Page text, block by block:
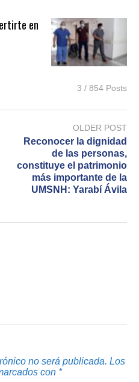
en
3 / 854 Posts
OLDER POST
Reconocer la dignidad
de las personas,
constituye el patrimonio
más importante de la
UMSNH: Yarabí Ávila
no será publicada. Los
con *